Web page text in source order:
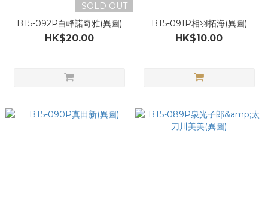
SOLD OUT
BT5-092P白峰諾奇雅(異圖)
HK$20.00
BT5-091P相羽拓海(異圖)
HK$10.00